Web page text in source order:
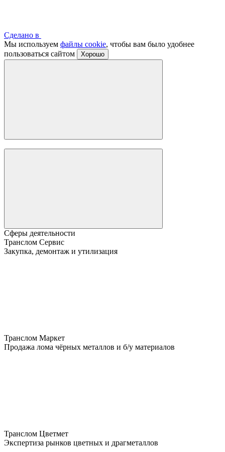
Сделано в
Мы используем файлы cookie, чтобы вам было удобнее
пользоваться сайтом
Хорошо
Сферы деятельности
Транслом Сервис
Закупка, демонтаж и утилизация
Транслом Маркет
Продажа лома чёрных металлов и б/у материалов
Транслом Цветмет
Экспертиза рынков цветных и драгметаллов